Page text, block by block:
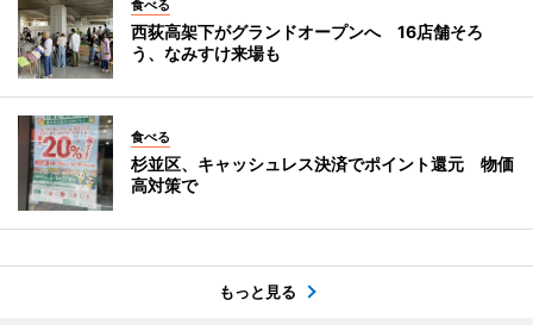
食べる
西荻高架下がグランドオープンへ 16店舗そろ
う、なみすけ来場も
食べる
杉並区、キャッシュレス決済でポイント還元 物価
高対策で
もっと見る